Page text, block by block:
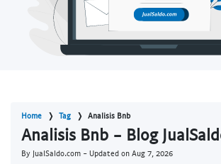
Home Tag Analisis Bnb
Analisis Bnb - Blog
By JualSaldo.com - Updated on Aug 7, 2026